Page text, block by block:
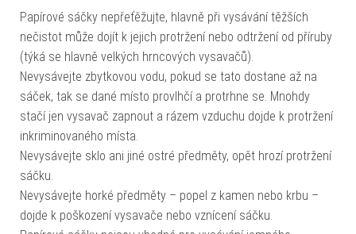
Papírové sáčky nepřeťěžujte, hlavně při vysávání těžších
nečistot může dojít k jejich protržení nebo odtržení od příruby
(týká se hlavně velkých hrncových vysavačů).
Nevysávejte zbytkovou vodu, pokud se tato dostane až na
sáček, tak se dané místo provlhčí a protrhne se. Mnohdy
stačí jen vysavač zapnout a rázem vzduchu dojde k protržení
inkriminovaného místa.
Nevysávejte sklo ani jiné ostré předměty, opět hrozí protržení
sáčku.
Nevysávejte horké předměty – popel z kamen nebo krbu –
dojde k poškození vysavače nebo vznícení sáčku.